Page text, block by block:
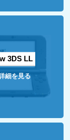
3DS LL
細を見る